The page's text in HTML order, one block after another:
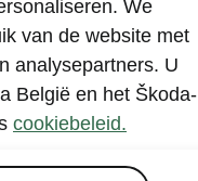
We
van de website met
analysepartners. U
België en het Škoda-
cookiebeleid.